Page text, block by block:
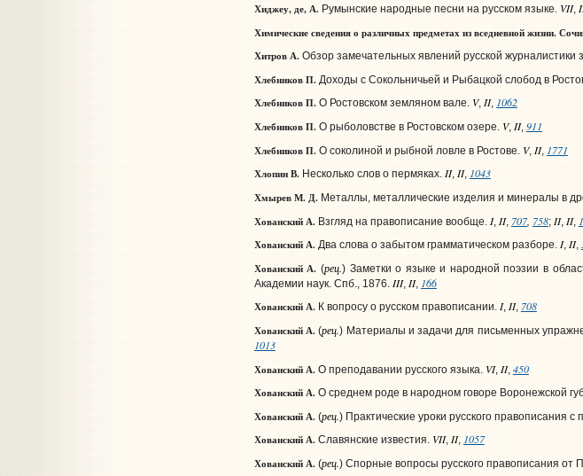
Хиджеу, де, А.Румынские народные песни на русском языке. VII,
Химические сведения о различных предметах из вседневной жизни.
Хитров А.Обзор замечательных явлений русской журналистики
Хлебников П.Доходы с Сокольничьей и Рыбацкой слобод в
Хлебников П.О Ростовском земляном вале. V,II, 1062
Хлебников П.О рыболовстве в Ростовском озере. V, II, 911
Хлебников П. О соколиной и рыбной ловле в Ростове. V, II, 1771
Хлопин В.Несколько слов о пермяках.II, II, 1043
Хмырев М. Д.Металлы, металлические изделия и минералы в
Хованский А. Взгляд на правописание вообще. I, II, 707, 758;II, II,
Хованский А.Два слова о забытом грамматическом разборе. I, II,
Хованский А. (рец.) Заметки о языке и народной поэзии в
Академии наук. Спб., 1876. III, II, 166
Хованский А.К вопросу о русском правописании.I,II, 708
Хованский А. (рец.) Материалы и задачи для письменных
1013
Хованский А. О преподавании русского языка. VI, II, 450
Хованский А.О среднем роде в народном говоре Воронежской
Хованский А. (рец.) Практические уроки русского правописания
Хованский А.Славянские известия. VII,II, 1057
Хованский А.(рец.) Спорные вопросы русского правописания от